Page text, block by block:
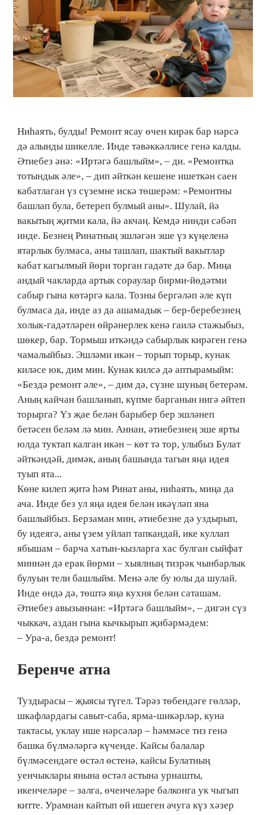
Ниһаять, булды! Ремонт ясау өчен кирәк бар нәрсә
дә алынды шикелле. Инде тәвәккәллисе генә калды.
Әтиебез әнә: «Иртәгә башлыйм», – ди. «Ремонтка
тотындык әле», – дип әйткән кешене ишеткән саен
кабатлаган үз сүземне искә төшерәм: «Ремонтны
башлап була, бетереп булмый аны». Шулай, йә
вакытың җитми кала, йә акчаң. Кемдә нинди сәбәп
инде. Безнең Ринатның эшләгән эше үз күңеленә
ятарлык булмаса, аны ташлап, шактый вакытлар
кабат кагылмый йөри торган гадәте дә бар. Миңа
андый чакларда артык сораулар бирми-йөдәтми
сабыр гына көтәргә кала. Тозны бергәләп әле күп
булмаса да, инде аз да ашамадык – бер-беребезнең
холык-гадәтләрен өйрәнерлек кенә гаилә стажыбыз,
шөкер, бар. Тормыш иткәндә сабырлык кирәген генә
чамалыйбыз. Эшләми икән – торып торыр, кунак
киләсе юк, дим мин. Кунак килсә дә аптырамыйм:
«Бездә ремонт әле», – дим дә, сүзне шуның бетерәм.
Аның кайчан башланып, күпме барганын нигә әйтеп
торырга? Үз җае белән барыбер бер эшләнеп
бетәсен беләм лә мин. Аннан, әтиебезнең эше ярты
юлда туктап калган икән – көт тә тор, улыбыз Булат
әйткәндәй, димәк, аның башында тагын яңа идея
туып ята...
Көне килеп җитә һәм Ринат аны, ниһаять, миңа да
ача. Инде без ул яңа идея белән икәүләп яна
башлыйбыз. Берзаман мин, әтиебезне дә уздырып,
бу идеягә, аны үзем уйлап тапкандай, ике куллап
ябышам – барча хатын-кызларга хас булган сыйфат
миннән дә ерак йөрми – хыялның тизрәк чынбарлык
булуын тели башлыйм. Менә әле бу юлы да шулай.
Инде өндә дә, төштә яңа кухня белән саташам.
Әтиебез авызыннан: «Иртәгә башлыйм», – дигән сүз
чыккач, аздан гына кычкырып җибәрмәдем:
– Ура-а, бездә ремонт!
Беренче атна
Туздырасы – җыясы түгел. Тәрәз төбендәге гөлләр,
шкафлардагы савыт-саба, ярма-шикәрләр, куна
тактасы, уклау ише нәрсәләр – һәммәсе тиз генә
башка бүлмәләргә күченде. Кайсы балалар
бүлмәсендәге өстәл өстенә, кайсы Булатның
уенчыклары янына өстәл астына урнашты,
икенчеләре – залга, өченчеләре балконга ук чыгып
китте. Урамнан кайтып өй ишеген ачуга күз хәзер